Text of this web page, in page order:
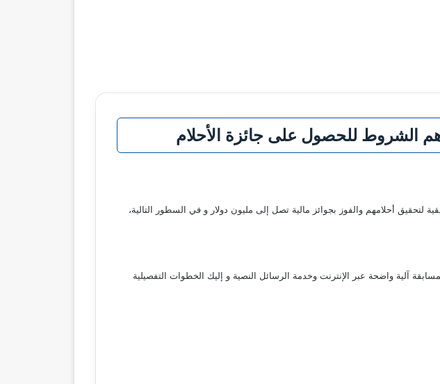
الشروط للحصول على جائزة الأحلام
حقيقية لتحقيق أحلامهم والفوز بجوائز مالية تصل إلى مليون دولار و في السطور التالية،
آلية واضحة عبر الإنترنت وخدمة الرسائل النصية و إليك الخطوات التفصيلية